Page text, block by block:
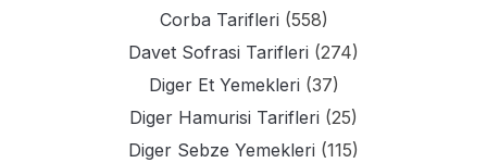
Corba Tarifleri (558)
Davet Sofrasi Tarifleri (274)
Diger Et Yemekleri (37)
Diger Hamurisi Tarifleri (25)
Diger Sebze Yemekleri (115)